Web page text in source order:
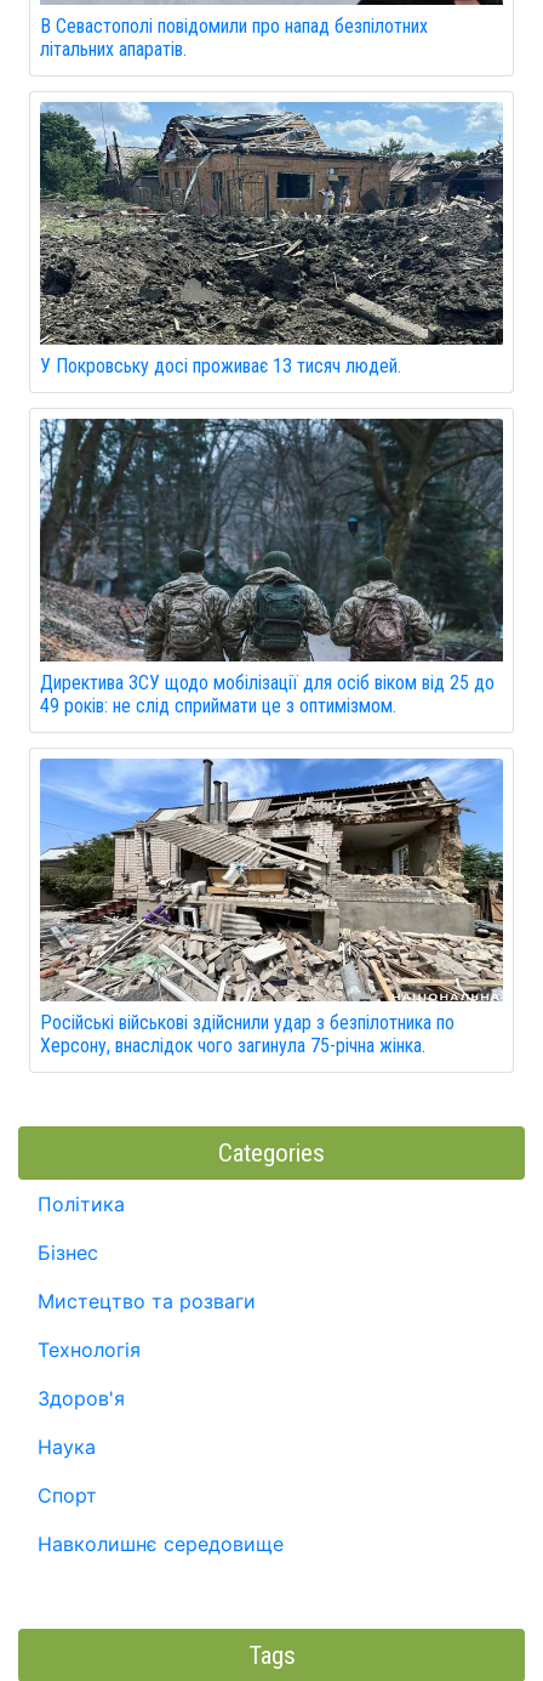
В Севастополі повідомили про напад безпілотних
літальних апаратів.
У Покровську досі проживає 13 тисяч людей.
Директива ЗСУ щодо мобілізації для осіб віком від 25 до
49 років: не слід сприймати це з оптимізмом.
Російські військові здійснили удар з безпілотника по
Херсону, внаслідок чого загинула 75-річна жінка.
Categories
Політика
Бізнес
Мистецтво та розваги
Технологія
Здоров'я
Наука
Спорт
Навколишнє середовище
Tags